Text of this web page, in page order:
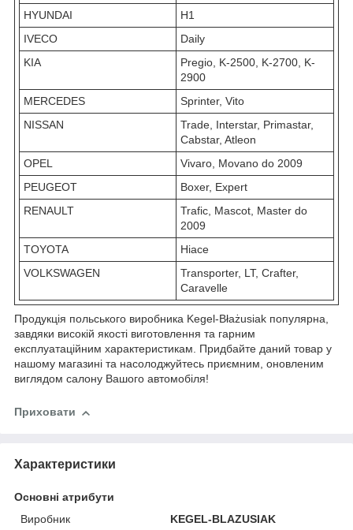
HYUNDAI
H1
IVECO
Daily
KIA
Pregio, K-2500, K-2700, K-
2900
MERCEDES
Sprinter, Vito
NISSAN
Trade, Interstar, Primastar,
Cabstar, Atleon
OPEL
Vivaro, Movano do 2009
PEUGEOT
Boxer, Expert
RENAULT
Trafic, Mascot, Master do
2009
TOYOTA
Hiace
VOLKSWAGEN
Transporter, LT, Crafter,
Caravelle
Продукція польського виробника Kegel-Błażusiak популярна,
завдяки високій якості виготовлення та гарним
експлуатаційним характеристикам. Придбайте даний товар у
нашому магазині та насолоджуйтесь приємним, оновленим
виглядом салону Вашого автомобіля!
Приховати
Характеристики
Основні атрибути
Виробник
KEGEL-BLAZUSIAK